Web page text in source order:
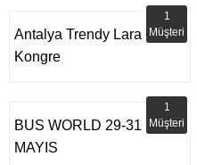
Antalya Trendy Lara Otel
Kongre
1
Müşteri
BUS WORLD 29-31
MAYIS
1
Müşteri